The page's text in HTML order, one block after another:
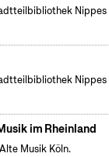
Nippes
Nippes
im Rheinland
Musik Köln.